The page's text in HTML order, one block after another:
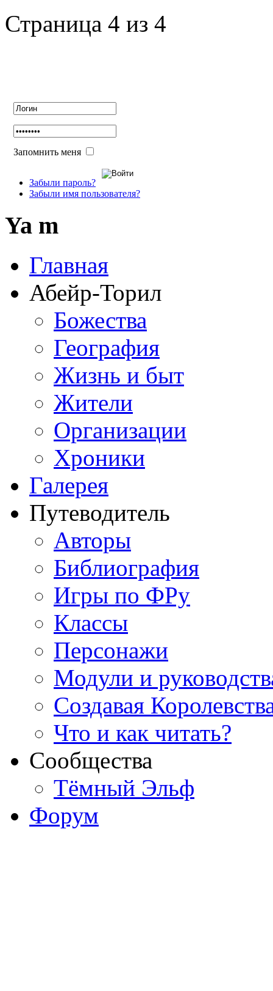
Страница 4 из 4
Запомнить меня
Забыли пароль?
Забыли имя пользователя?
Ya m
Главная
Абейр-Торил
Божества
География
Жизнь и быт
Жители
Организации
Хроники
Галерея
Путеводитель
Авторы
Библиография
Игры по ФРу
Классы
Персонажи
Модули и
Создавая
Что и как читать?
Сообщества
Тёмный Эльф
Форум